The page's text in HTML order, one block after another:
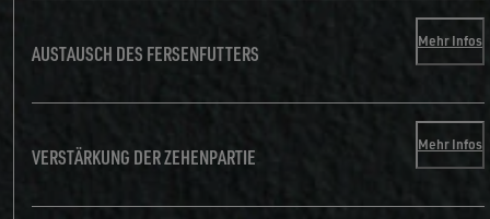
AUSTAUSCH DES FERSENFUTTERS Mehr Infos
VERSTÄRKUNG DER ZEHENPARTIE Mehr Infos